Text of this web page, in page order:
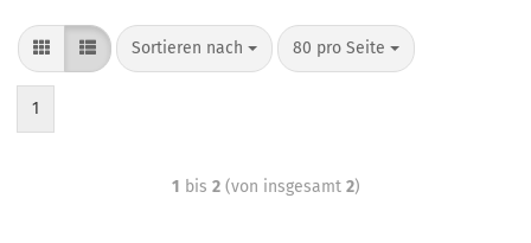
Sortieren nach 80 pro Seite
1
1 bis 2(von insgesamt 2)